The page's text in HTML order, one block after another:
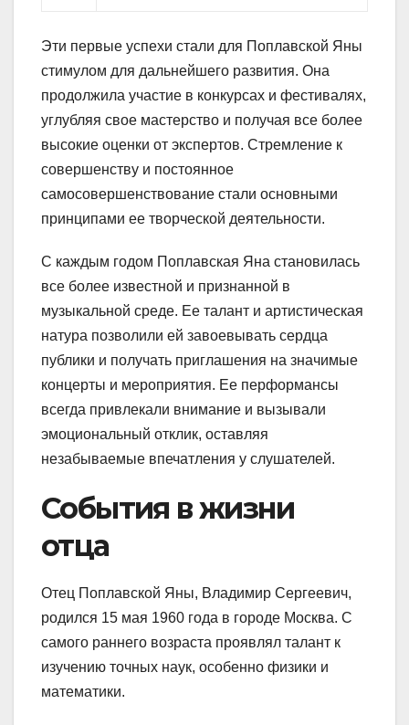
Эти первые успехи стали для Поплавской Яны
стимулом для дальнейшего развития. Она
продолжила участие в конкурсах и фестивалях,
углубляя свое мастерство и получая все более
высокие оценки от экспертов. Стремление к
совершенству и постоянное
самосовершенствование стали основными
принципами ее творческой деятельности.
С каждым годом Поплавская Яна становилась
все более известной и признанной в
музыкальной среде. Ее талант и артистическая
натура позволили ей завоевывать сердца
публики и получать приглашения на значимые
концерты и мероприятия. Ее перформансы
всегда привлекали внимание и вызывали
эмоциональный отклик, оставляя
незабываемые впечатления у слушателей.
События в жизни
отца
Отец Поплавской Яны, Владимир Сергеевич,
родился 15 мая 1960 года в городе Москва. С
самого раннего возраста проявлял талант к
изучению точных наук, особенно физики и
математики.